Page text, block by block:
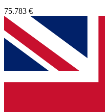
75.783 €